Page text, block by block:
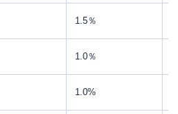
1.5％
1.0％
1.0%